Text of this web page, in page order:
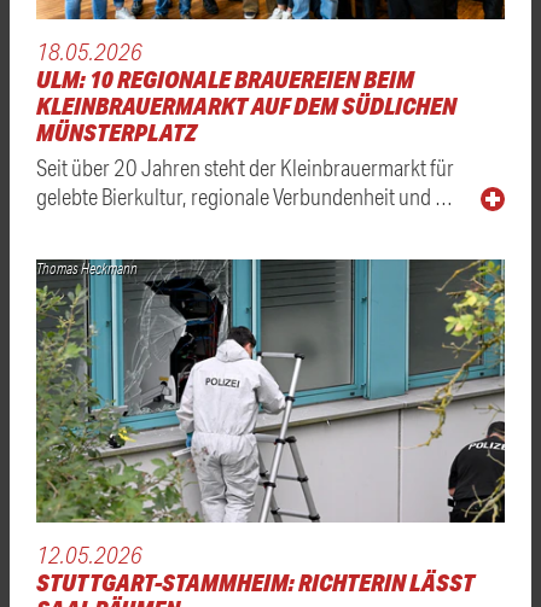
18.05.2026
ULM: 10 REGIONALE BRAUEREIEN BEIM
KLEINBRAUERMARKT AUF DEM SÜDLICHEN
MÜNSTERPLATZ
Seit über 20 Jahren steht der Kleinbrauermarkt für
gelebte Bierkultur, regionale Verbundenheit und …
Thomas Heckmann
12.05.2026
STUTTGART-STAMMHEIM: RICHTERIN LÄSST